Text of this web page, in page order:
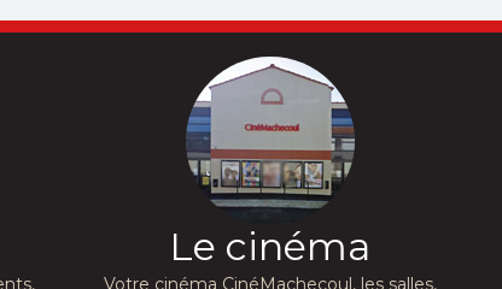
Le cinéma
Votre cinéma CinéMachecoul, les salles,